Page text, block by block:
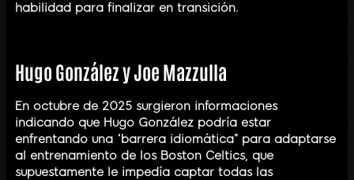
habilidad para finalizar en transición.
Hugo González y Joe Mazzulla
En octubre de 2025 surgieron informaciones
indicando que Hugo González podría estar
enfrentando una “barrera idiomática” para adaptarse
al entrenamiento de los Boston Celtics, que
supuestamente le impedía captar todas las